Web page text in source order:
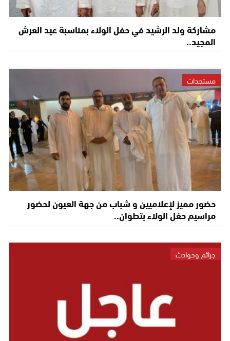
مشاركة ولد الرشيد في حفل الولاء بمناسبة عيد العرش
المجيد..
مستجدات
حضور مميز لإعلاميين و شباب من جهة العيون لحضور
مراسيم حفل الولاء بتطوان..
جرائم وحوادث